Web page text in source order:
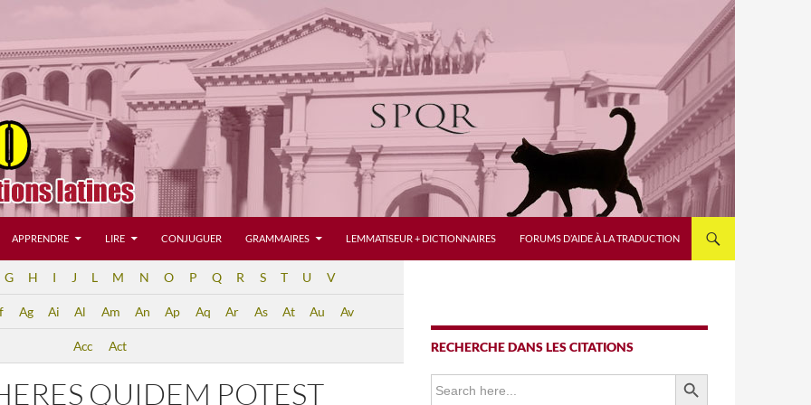
APPRENDRE LIRE CONJUGUER GRAMMAIRES LEMMATISEUR + DICTIONNAIRES FORUMS D’AIDE À LA TRADUCTION
G H I J L M N O P Q R S T U V
Ag Ai Al Am An Ap Aq Ar As At Au Av
Acc Act
QUIDEM POTEST
RECHERCHE DANS LES CITATIONS
Search
for:
SEARCH BUTTON